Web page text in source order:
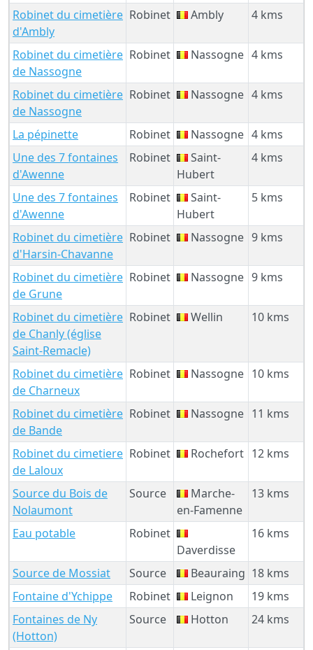
Robinet du cimetière
d'Ambly
Robinet Ambly 4 kms
Robinet du cimetière
de Nassogne
Robinet Nassogne 4 kms
Robinet du cimetière
de Nassogne
Robinet Nassogne 4 kms
La pépinette Robinet Nassogne 4 kms
Une des 7 fontaines
d'Awenne
Robinet
Saint-
Hubert
4 kms
Une des 7 fontaines
d'Awenne
Robinet
Saint-
Hubert
5 kms
Robinet du cimetière
d'Harsin-Chavanne
Robinet Nassogne 9 kms
Robinet du cimetière
de Grune
Robinet Nassogne 9 kms
Robinet du cimetière
de Chanly (église
Saint-Remacle)
Robinet Wellin 10 kms
Robinet du cimetière
de Charneux
Robinet Nassogne 10 kms
Robinet du cimetière
de Bande
Robinet Nassogne 11 kms
Robinet du cimetiere
de Laloux
Robinet Rochefort 12 kms
Source du Bois de
Nolaumont
Source
Marche-
en-Famenne
13 kms
Eau potable
Robinet
Daverdisse
16 kms
Source de Mossiat Source Beauraing 18 kms
Fontaine d'Ychippe
Robinet Leignon
19 kms
Fontaines de Ny
(Hotton)
Source Hotton 24 kms